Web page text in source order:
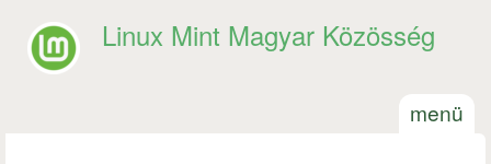
Linux Mint Magyar Közösség
menü